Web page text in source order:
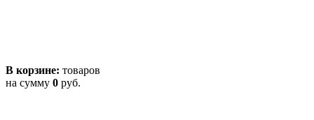
В корзине: товаров
на сумму 0 руб.